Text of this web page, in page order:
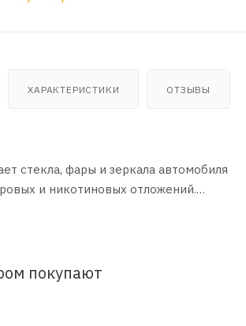
ХАРАКТЕРИСТИКИ ОТЗЫВЫ
стекла, фары и зеркала автомобиля
и никотиновых отложений.
что значительно ускоряет процесс
покупают